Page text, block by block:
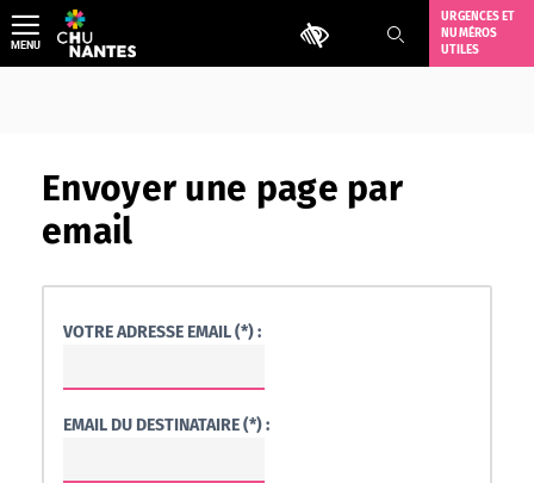
Aller
au
contenu
Outils d'accessibilité
URGENCES ET
NUMÉROS
UTILES
MENU
Envoyer une page par
email
VOTRE ADRESSE EMAIL (*) :
EMAIL DU DESTINATAIRE (*) :